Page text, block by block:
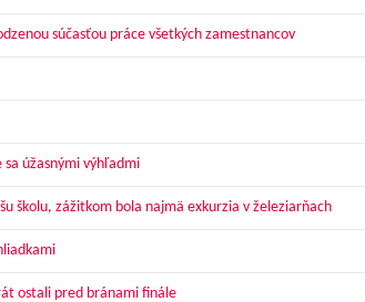
súčasťou práce všetkých zamestnancov
sa úžasnými výhľadmi
školu, zážitkom bola najmä exkurzia v železiarňach
ostali pred bránami finále